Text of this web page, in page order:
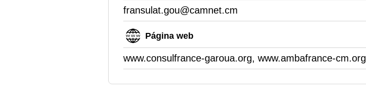
fransulat.gou@camnet.cm
Página web
www.consulfrance-garoua.org, www.ambafrance-cm.org